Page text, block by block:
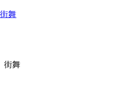
街舞
街舞